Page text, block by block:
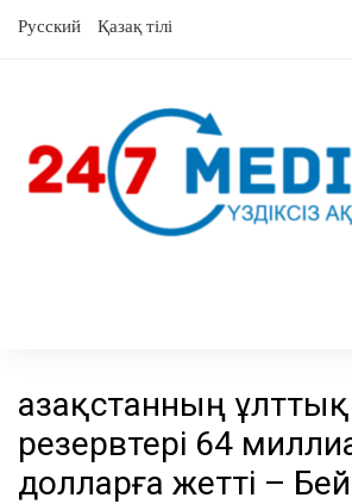
Русский Қазақ тілі
Қазақстанның ұлттық
резервтері 64
долларға жетті –